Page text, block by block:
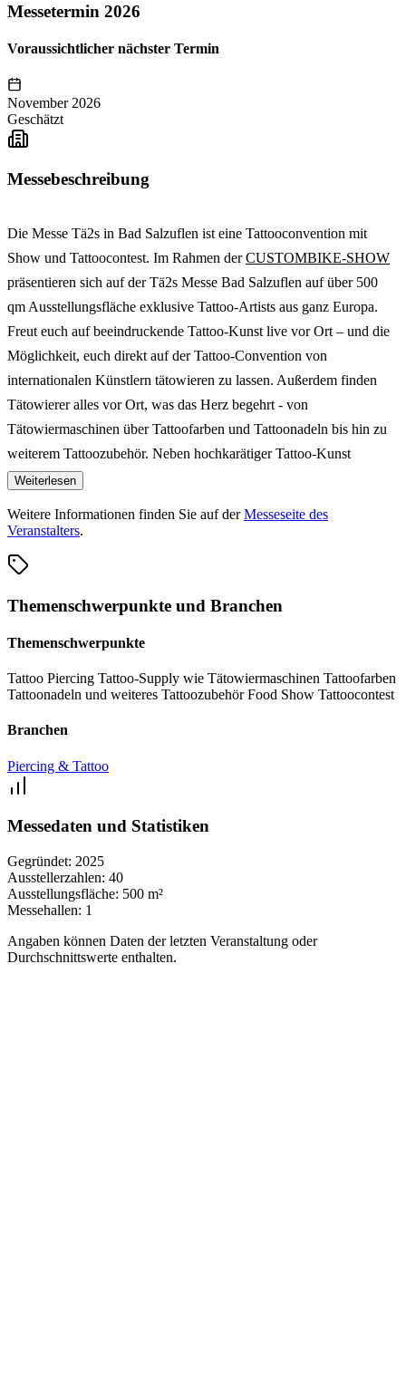
Messetermin 2026
Voraussichtlicher nächster Termin
November 2026
Geschätzt
Messebeschreibung
Die Messe Tä2s in Bad Salzuflen ist eine Tattooconvention mit
Show und Tattoocontest. Im Rahmen derCUSTOMBIKE-SHOW
präsentieren sich auf der Tä2s Messe Bad Salzuflen auf über 500
qm Ausstellungsfläche exklusive Tattoo-Artists aus ganz Europa.
Freut euch auf beeindruckende Tattoo-Kunst live vor Ort – und die
Möglichkeit, euch direkt auf der Tattoo-Convention von
internationalen Künstlern tätowieren zu lassen. Außerdem finden
Tätowierer alles vor Ort, was das Herz begehrt - von
Tätowiermaschinen über Tattoofarben und Tattoonadeln bis hin zu
weiterem Tattoozubehör. Neben hochkarätiger Tattoo-Kunst
erwartet euch auf der Tattoo-Messe in Bad Salzuflen ein
Contests sowie natürlich auch leckerem Food. Wir freuen uns riesig
darauf, euch auf der Tattoomesse Tä2s in Bad Salzuflen begrüßen
zu dürfen.
Weiterlesen
Weitere Informationen finden Sie auf derMesseseite des
Veranstalters.
Themenschwerpunkte und Branchen
Themenschwerpunkte
Tattoo Piercing Tattoo-Supply wie Tätowiermaschinen Tattoofarben
Tattoonadeln und weiteres TattoozubehörFood Show Tattoocontest
Branchen
Piercing & Tattoo
Messedaten und Statistiken
Gegründet: 2025
Ausstellerzahlen: 40
Ausstellungsfläche: 500 m²
Messehallen: 1
Angaben können Daten der letzten Veranstaltung oder
Durchschnittswerte enthalten.